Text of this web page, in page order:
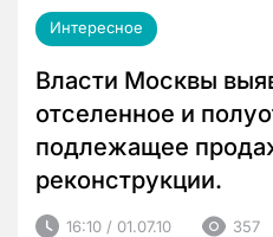
Интересное
Власти Москвы
отселенное и
подлежащее
реконструкции.
16:10 / 01.07.10 357